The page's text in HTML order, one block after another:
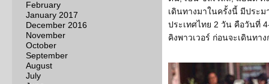
February
January 2017
December 2016
November
October
September
August
July
เดินทางมาในครั้งนี้ มีประ
ประเทศไทย 2 วัน คือวันที่
คิงพาวเวอร์ ก่อนจะเดินทา